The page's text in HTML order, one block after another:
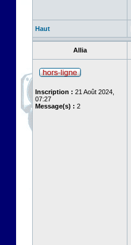
Haut
Allia
Inscription : 21 Août 2024,
07:27
Message(s) : 2